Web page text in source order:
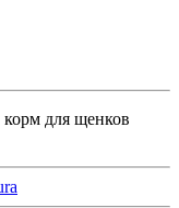
для щенков